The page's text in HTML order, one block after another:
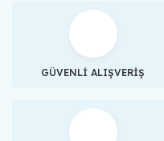
GÜVENLİ ALIŞVERİŞ